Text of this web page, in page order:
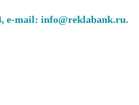
e-mail: info@reklabank.ru.